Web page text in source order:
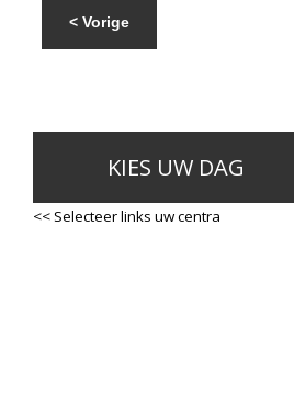
< Vorige
KIES UW DAG
<< Selecteer links uw centra